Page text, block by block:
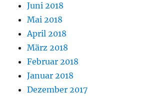
Juni 2018
Mai 2018
April 2018
März 2018
Februar 2018
Januar 2018
Dezember 2017